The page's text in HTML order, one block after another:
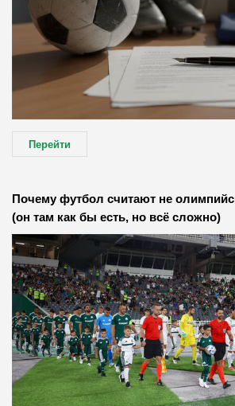
Перейти
Почему футбол считают не
(он там как бы есть, но всё сложно)